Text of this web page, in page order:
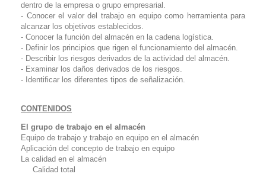
dentro de la empresa o grupo empresarial.
- Conocer el valor del trabajo en equipo como herramienta para
alcanzar los objetivos establecidos.
- Conocer la función del almacén en la cadena logística.
- Definir los principios que rigen el funcionamiento del almacén.
- Describir los riesgos derivados de la actividad del almacén.
- Examinar los daños derivados de los riesgos.
- Identificar los diferentes tipos de señalización.
CONTENIDOS
El grupo de trabajo en el almacén
Equipo de trabajo y trabajo en equipo en el almacén
Aplicación del concepto de trabajo en equipo
La calidad en el almacén
Calidad total